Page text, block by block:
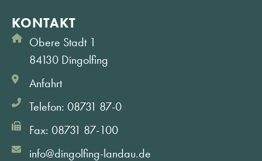
KONTAKT
Obere Stadt 1
84130 Dingolfing
Anfahrt
Telefon: 08731 87-0
Fax: 08731 87-100
info@dingolfing-landau.de